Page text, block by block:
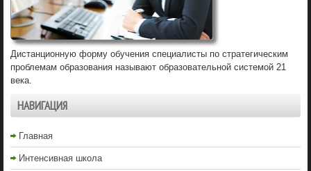
Дистанционную форму обучения специалисты по стратегическим
проблемам образования называют образовательной системой 21
века.
НАВИГАЦИЯ
Главная
Интенсивная школа